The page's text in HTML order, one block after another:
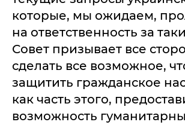
которые, мы ожидаем,
на ответственность за
Совет призывает все
сделать все возможное,
защитить гражданское
как часть этого,
возможность